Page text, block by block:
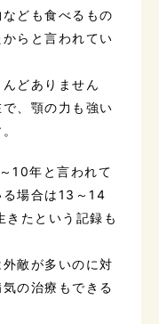
ども食べるもの
らと言われてい
どありません
、顎の力も強い
10年と言われて
る場合は13～14
たという記録も
敵が多いのに対
の治療もできる